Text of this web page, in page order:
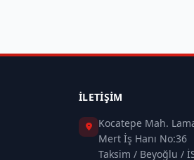
İLETIŞIM
Kocatepe Mah.
Mert İş Hanı No:36
Taksim / Beyoğlu /